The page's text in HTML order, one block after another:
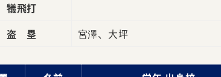
犠飛打
盗 塁
宮澤、大坪